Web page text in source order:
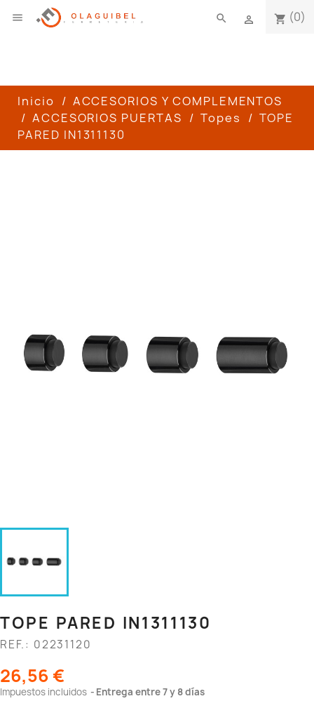
 shopping_cart (0)

search
Inicio
ACCESORIOS Y COMPLEMENTOS
ACCESORIOS PUERTAS
Topes
TOPE
PARED IN1311130
TOPE PARED IN1311130
REF.: 02231120
26,56 €
Impuestos incluidos Entrega entre 7 y 8 días